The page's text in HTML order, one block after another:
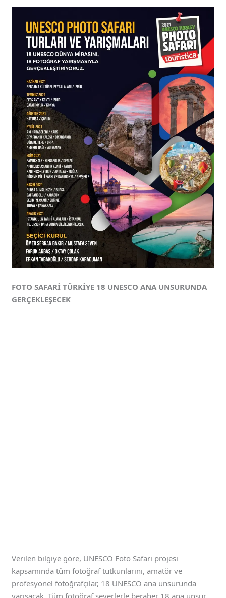
FOTO SAFARİ TÜRKİYE 18 UNESCO ANA UNSURUNDA
GERÇEKLEŞECEK
Verilen bilgiye göre, UNESCO Foto Safari projesi
kapsamında tüm fotoğraf tutkunlarını, amatör ve
profesyonel fotoğrafçılar, 18 UNESCO ana unsurunda